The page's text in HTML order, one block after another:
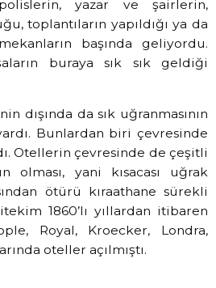
yazar ve şairlerin,
toplantıların yapıldığı ya da
başında geliyordu.
buraya sık sık geldiği
dışında da sık uğranmasının
Bunlardan biri çevresinde
Otellerin çevresinde de çeşitli
olması, yani kısacası uğrak
ötürü kıraathane sürekli
1860’lı yıllardan itibaren
Royal, Kroecker, Londra,
oteller açılmıştı.